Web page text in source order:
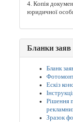
4. Копія
юридичної
Бланки заяв
Бланк
Ескіз
Рішення
Зразок